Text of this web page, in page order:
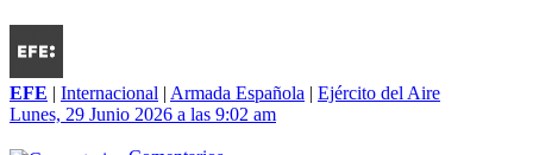
EFE | Internacional | Armada Española | Ejército del Aire
Lunes, 29 Junio 2026 a las 9:02 am